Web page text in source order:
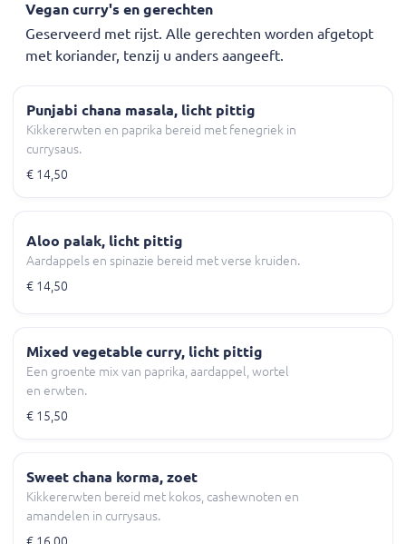
Vegan curry's en gerechten
Geserveerd met rijst. Alle gerechten worden afgetopt
met koriander, tenzij u anders aangeeft.
Punjabi chana masala, licht pittig
Kikkererwten en paprika bereid met fenegriek in
currysaus.
€ 14,50
Aloo palak, licht pittig
Aardappels en spinazie bereid met verse kruiden.
€ 14,50
Mixed vegetable curry, licht pittig
Een groente mix van paprika, aardappel, wortel
en erwten.
€ 15,50
Sweet chana korma, zoet
Kikkererwten bereid met kokos, cashewnoten en
amandelen in currysaus.